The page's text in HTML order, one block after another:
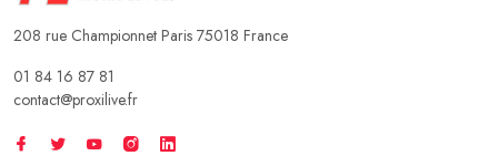
208 rue Championnet Paris 75018 France
01 84 16 87 81
contact@proxilive.fr